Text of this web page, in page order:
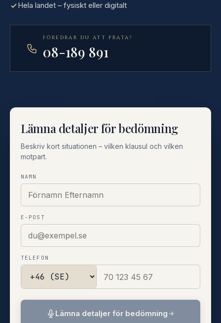
Hela landet – fysiskt eller digitalt
FÖREDRAR DU ATT PRATA?
08-189 891
Lämna detaljer för bedömning
Beskriv kort situationen – vilken klausul och vilken
motpart.
NAMN
E-POST
TELEFON
Lämna detaljer för bedömning